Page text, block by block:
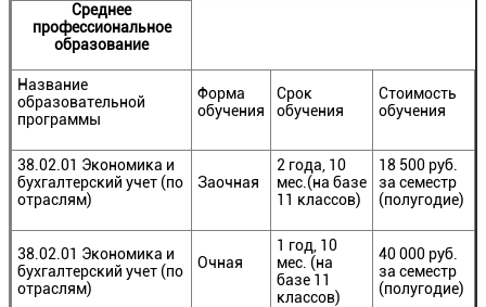
Среднее
профессиональное
образование
Название
образовательной
программы
Форма
обучения
Срок
обучения
Стоимость
обучения
38.02.01 Экономика и
бухгалтерский учет (по
отраслям)
Заочная
2 года, 10
мес.(на базе
11 классов)
18 500 руб.
за семестр
(полугодие)
38.02.01 Экономика и
бухгалтерский учет (по
отраслям)
Очная
1 год, 10
мес. (на
базе 11
классов)
40 000 руб.
за семестр
(полугодие)